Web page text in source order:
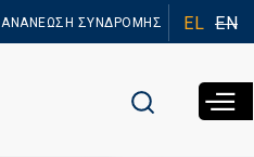
ΑΝΑΝΕΩΣΗ ΣΥΝΔΡΟΜΗΣ EL EN